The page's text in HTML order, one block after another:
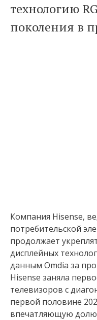
технологию
поколения в
Компания Hisense,
потребительской
продолжает
дисплейных
данным Omdia за
Hisense заняла
телевизоров с
первой половине
впечатляющую долю